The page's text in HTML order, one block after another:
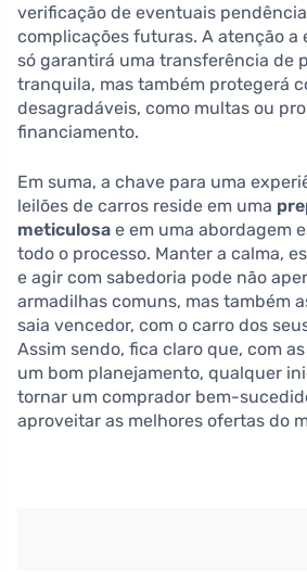
verificação de eventuais
complicações futuras. A atenção a
só garantirá uma transferência de
tranquila, mas também protegerá
desagradáveis, como multas ou
financiamento.
Em suma, a chave para uma
leilões de carros reside em uma
meticulosa e em uma abordagem
todo o processo. Manter a calma,
e agir com sabedoria pode não
armadilhas comuns, mas também
saia vencedor, com o carro dos
Assim sendo, fica claro que, com
um bom planejamento, qualquer
tornar um comprador bem-
aproveitar as melhores ofertas do